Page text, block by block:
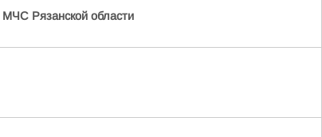
МЧС Рязанской области